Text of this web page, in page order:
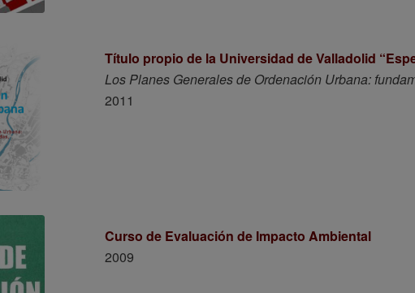
Título propio de la Universidad de Valladolid
Los Planes Generales de Ordenación Urbana:
2011
Curso de Evaluación de Impacto Ambiental
2009